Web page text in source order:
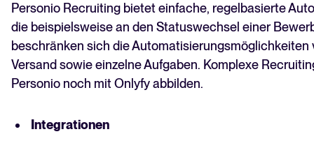
Personio Recruiting bietet einfache, regelbasierte
die beispielsweise an den Statuswechsel einer
beschränken sich die Automatisierungsmöglichkeiten
Versand sowie einzelne Aufgaben. Komplexe
Personio noch mit Onlyfy abbilden.
Integrationen